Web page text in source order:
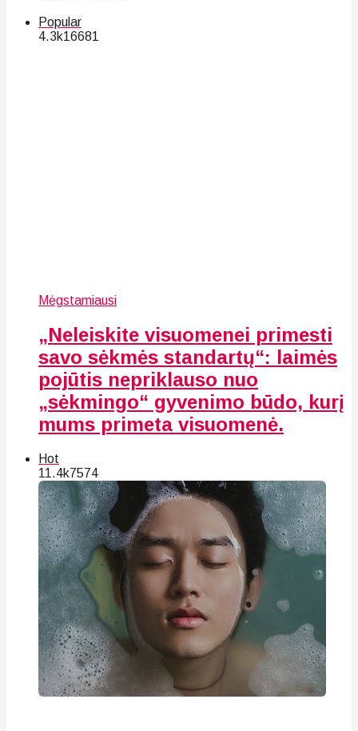
Popular
4.3k16681
Mėgstamiausi
„Neleiskite visuomenei primesti
savo sėkmės standartų“: laimės
pojūtis nepriklauso nuo
„sėkmingo“ gyvenimo būdo, kurį
mums primeta visuomenė.
Hot
11.4k7574